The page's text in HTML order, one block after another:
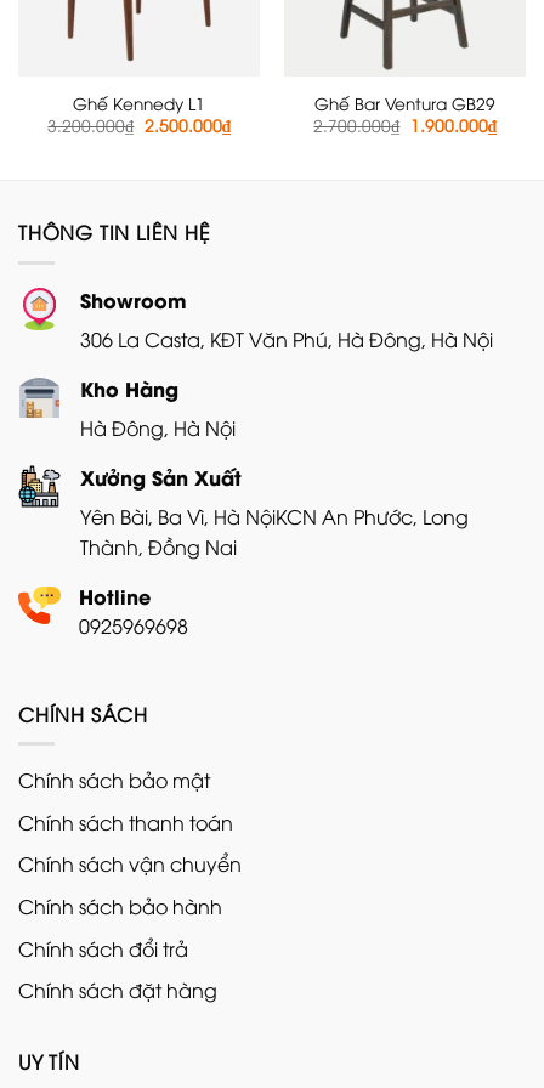
Ghế Kennedy L1
3.200.000₫ Giá
gốc
2.500.000₫Giá
hiện
Ghế Bar Ventura GB29
2.700.000₫ Giá
gốc
1.900.000₫Giá
hiện
THÔNG TIN LIÊN HỆ
Showroom
306 La Casta, KĐT Văn Phú, Hà Đông, Hà Nội
Kho Hàng
Hà Đông, Hà Nội
Xưởng Sản Xuất
Yên Bài, Ba Vì, Hà NộiKCN An Phước, Long
Thành, Đồng Nai
Hotline
0925969698
CHÍNH SÁCH
Chính sách bảo mật
Chính sách thanh toán
Chính sách vận chuyển
Chính sách bảo hành
Chính sách đổi trả
Chính sách đặt hàng
UY TÍN